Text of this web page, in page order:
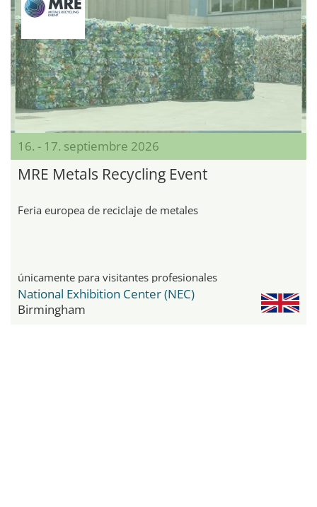
16. - 17. septiembre 2026
MRE Metals Recycling Event
Feria europea de reciclaje de metales
únicamente para visitantes profesionales
National Exhibition Center (NEC)
Birmingham